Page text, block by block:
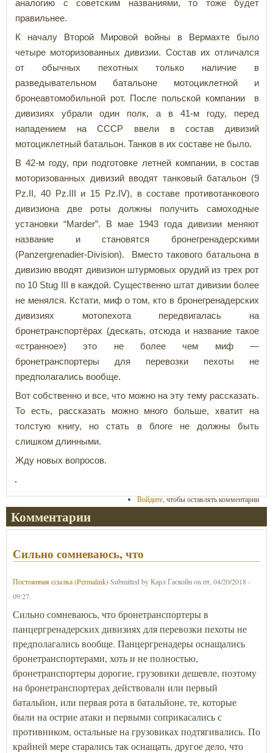
аналогию с советским названиями, то тоже будет
правильнее.
К началу Второй Мировой войны в Вермахте было
четыре моторизованных дивизии. Состав их отличался
от обычных пехотных только наличие в
разведывательном батальоне мотоциклетной и
бронеавтомобильной рот. После польской компании в
дивизиях убрали один полк, а в 41-м году, перед
нападением на СССР ввели в состав дивизий
мотоциклетный батальон. Танков в их составе не было.
В 42-м году, при подготовке летней компании, в состав
моторизованных дивизий вводят танковый батальон (9
Pz.II, 40 Pz.III и 15 Pz.IV), в составе противотанкового
дивизиона две роты должны получить самоходные
установки “Marder”. В мае 1943 года дивизии меняют
название и становятся бронегренадерскими
(Panzergrenadier-Division). Вместо такового батальона в
дивизию вводят дивизион штурмовых орудий из трех рот
по 10 Stug III в каждой. Существенно штат дивизии более
не менялся. Кстати, миф о том, кто в бронегренадерских
дивизиях мотопехота передвигалась на
бронетранспортёрах (дескать, отсюда и название такое
«странное») это не более чем миф —
бронетранспортеры для перевозки пехоты не
предполагались вообще.
Вот собственно и все, что можно на эту тему рассказать.
То есть, рассказать можно много больше, хватит на
толстую книгу, но стать в блоге не должны быть
слишком длинными.
Жду новых вопросов.
Войдите, чтобы оставлять комментарии
Комментарии
Сильно сомневаюсь, что
Постоянная ссылка (Permalink)Submitted byКарл Гаскойнon пт, 04/20/2018 -
09:27.
Сильно сомневаюсь, что бронетранспортеры в
панцергренадерских дивизиях для перевозки пехоты не
предполагались вообще. Панцергренадеры оснащались
бронетранспортерами, хоть и не полностью,
бронетранспортеры дорогие, грузовики дешевле, поэтому
на бронетранспортерах действовали или первый
батальйон, или первая рота в батальйоне, те, которые
были на острие атаки и первыми соприкасались с
противником, остальные на грузовиках подтягивались. По
крайней мере старались так оснащать, другое дело, что